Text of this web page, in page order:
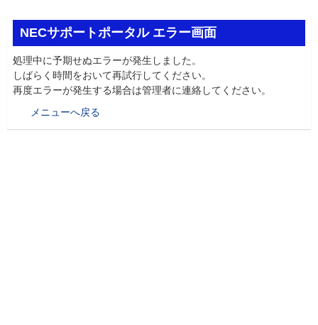
NECサポートポータル エラー画面
処理中に予期せぬエラーが発生しました。
しばらく時間をおいて再試行してください。
再度エラーが発生する場合は管理者に連絡してください。
メニューへ戻る